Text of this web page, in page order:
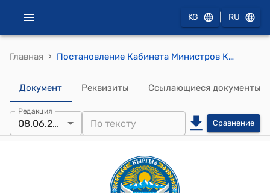
KG RU
Главная › Постановление Кабинета Министров КР от 1 августа 2022 года № 434 "Об условиях оплаты труда работников, не относящихся к категории государственных служащих и занятых в государственных учреждениях, включая учреждения, подведомственные государственным органам исполнительной власти Кыргызской Республики"
Документ Реквизиты Ссылающиеся документы
Редакция
08.06.2026 Сравнение